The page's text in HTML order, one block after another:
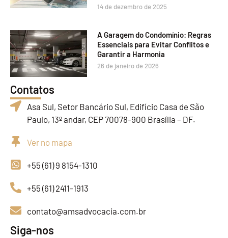
14 de dezembro de 2025
A Garagem do Condomínio: Regras
Essenciais para Evitar Conflitos e
Garantir a Harmonia
26 de janeiro de 2026
Contatos
Asa Sul, Setor Bancário Sul, Edifício Casa de São
Paulo, 13º andar, CEP 70078-900 Brasília – DF.
Ver no mapa
+55 (61) 9 8154-1310
+55 (61) 2411-1913
contato@amsadvocacia.com.br
Siga-nos